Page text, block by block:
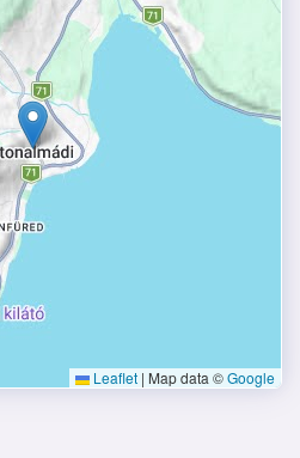
Leaflet | Map data ©Google